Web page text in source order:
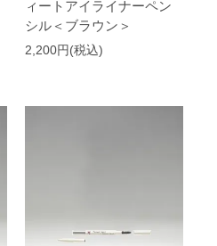
ィートアイライナーペン
シル＜ブラウン＞
2,200円(税込)